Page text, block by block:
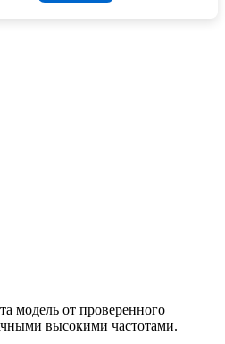
модель от проверенного
высокими частотами.